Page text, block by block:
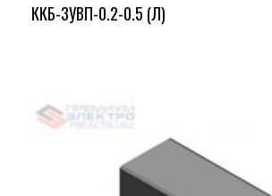
ККБ-3УВП-0.2-0.5 (Л)